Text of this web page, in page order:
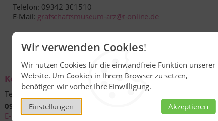
Wir verwenden Cookies!
Wir nutzen Cookies für die einwandfreie Funktion unserer
Website. Um Cookies in Ihrem Browser zu setzen,
benötigen wir vorher Ihre Einwilligung.
Einstellungen Akzeptieren
Telefon: 09342 301510
E-Mail: grafschaftsmuseum-arz@t-online.de
Kontakt
Technische Unterstützung und Beratung unter:
09342 301-490
E-Mail